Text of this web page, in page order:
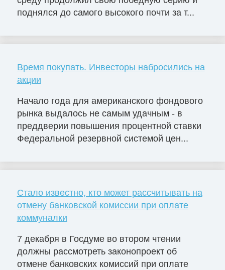
поднялся до самого высокого почти за т...
Время покупать. Инвесторы набросились на
акции
Начало года для американского фондового
рынка выдалось не самым удачным - в
преддверии повышения процентной ставки
Федеральной резервной системой цен...
Стало известно, кто может рассчитывать на
отмену банковской комиссии при оплате
коммуналки
7 декабря в Госдуме во втором чтении
должны рассмотреть законопроект об
отмене банковских комиссий при оплате